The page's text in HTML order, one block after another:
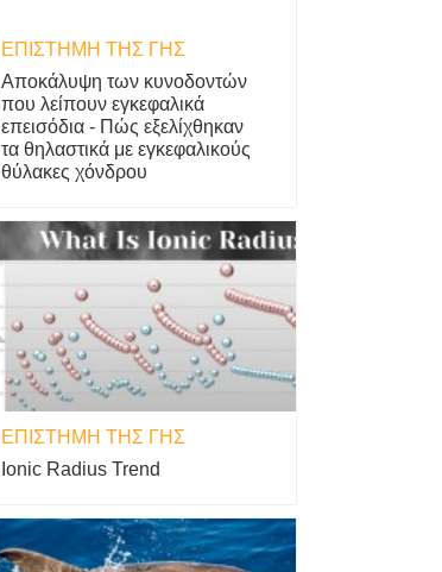
ΕΠΙΣΤΉΜΗ ΤΗΣ ΓΗΣ
Αποκάλυψη των κυνοδοντών
που λείπουν εγκεφαλικά
επεισόδια - Πώς εξελίχθηκαν
τα θηλαστικά με εγκεφαλικούς
θύλακες χόνδρου
ΕΠΙΣΤΉΜΗ ΤΗΣ ΓΗΣ
Ionic Radius Trend